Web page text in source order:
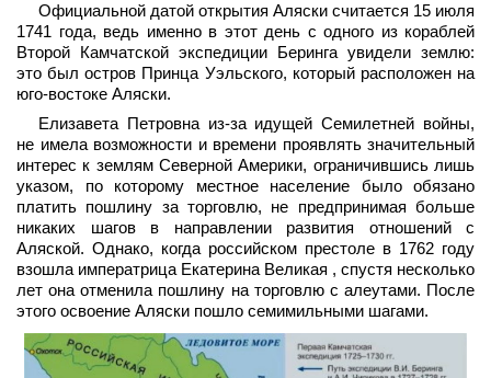
Официальной датой открытия Аляски считается 15 июля
1741 года, ведь именно в этот день с одного из кораблей
Второй Камчатской экспедиции Беринга увидели землю:
это был остров Принца Уэльского, который расположен на
юго-востоке Аляски.
Елизавета Петровна из-за идущей Семилетней войны,
не имела возможности и времени проявлять значительный
интерес к землям Северной Америки, ограничившись лишь
указом, по которому местное население было обязано
платить пошлину за торговлю, не предпринимая больше
никаких шагов в направлении развития отношений с
Аляской. Однако, когда российском престоле в 1762 году
взошла императрица Екатерина Великая , спустя несколько
лет она отменила пошлину на торговлю с алеутами. После
этого освоение Аляски пошло семимильными шагами.